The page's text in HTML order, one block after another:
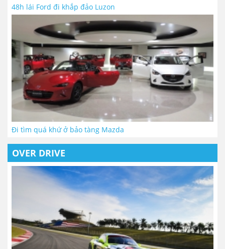
48h lái Ford đi khắp đảo Luzon
Đi tìm quá khứ ở bảo tàng Mazda
OVER DRIVE